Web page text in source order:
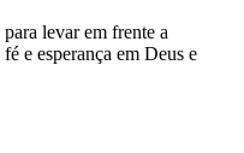
levar em frente a
e esperança em Deus e